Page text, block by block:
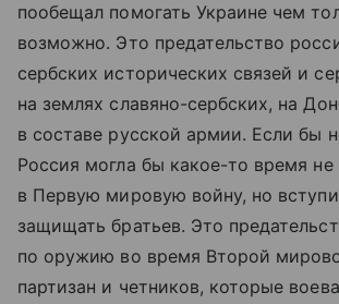
пообещал помогать Украине чем
возможно. Это предательство
сербских исторических связей и
на землях славяно-сербских, на
в составе русской армии. Если бы
Россия могла бы какое-то время не
в Первую мировую войну, но
защищать братьев. Это
по оружию во время Второй
партизан и четников, которые